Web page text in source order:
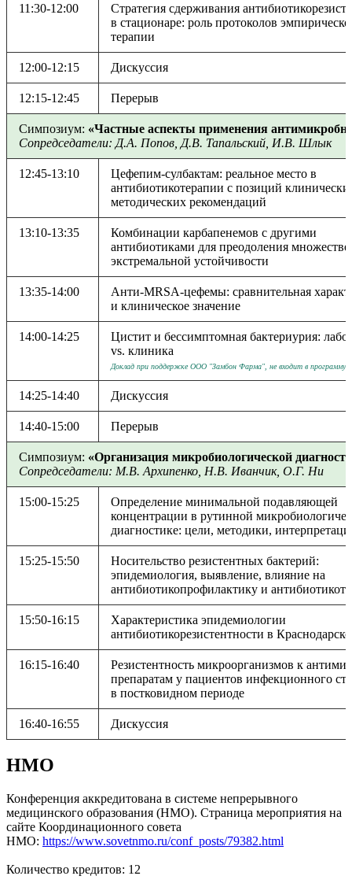
11:30-12:00
Стратегия сдерживания
в стационаре: роль протоколов
терапии
12:00-12:15 Дискуссия
12:15-12:45 Перерыв
Симпозиум: «Частные аспекты применения
Сопредседатели: Д.А. Попов, Д.В. Тапальский, И.В. Шлык
12:45-13:10
Цефепим-сулбактам: реальное место в
антибиотикотерапии с позиций
методических рекомендаций
13:10-13:35
Комбинации карбапенемов с другими
антибиотиками для преодоления
экстремальной устойчивости
13:35-14:00
Анти-MRSA-цефемы: сравнительная
и клиническое значение
14:00-14:25
Цистит и бессимптомная бактериурия:
vs. клиника
Доклад при поддержке ООО "Замбон Фарма", не входит в программу
14:25-14:40 Дискуссия
14:40-15:00 Перерыв
Симпозиум: «Организация микробиологической
Сопредседатели: М.В. Архипенко, Н.В. Иванчик, О.Г. Ни
15:00-15:25
Определение минимальной подавляющей
концентрации в рутинной
диагностике: цели, методики,
15:25-15:50
Носительство резистентных бактерий:
эпидемиология, выявление, влияние на
антибиотикопрофилактику и
15:50-16:15
Характеристика эпидемиологии
антибиотикорезистентности в
16:15-16:40
Резистентность микроорганизмов к
препаратам у пациентов инфекционного
в постковидном периоде
16:40-16:55 Дискуссия
НМО
Конференция аккредитована в системе непрерывного
медицинского образования (НМО). Страница мероприятия на
сайте Координационного совета
НМО: https://www.sovetnmo.ru/conf_posts/79382.html
Количество кредитов: 12